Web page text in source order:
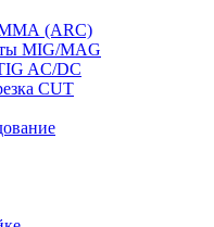
ММА (ARC)
MIG/MAG
AC/DC
CUT